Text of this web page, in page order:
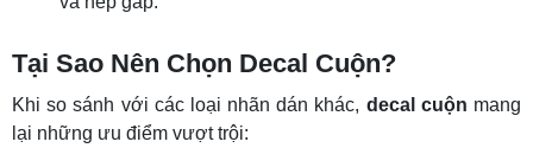
Tại Sao Nên Chọn Decal Cuộn?
Khi so sánh với các loại nhãn dán khác, decal cuộn mang
lại những ưu điểm vượt trội: